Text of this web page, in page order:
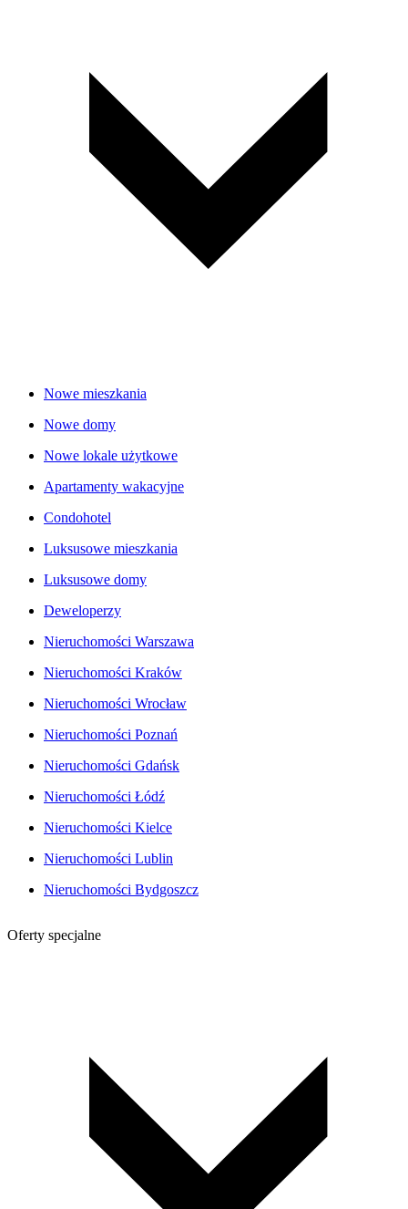
Nowe mieszkania
Nowe domy
Nowe lokale użytkowe
Apartamenty wakacyjne
Condohotel
Luksusowe mieszkania
Luksusowe domy
Deweloperzy
Nieruchomości Warszawa
Nieruchomości Kraków
Nieruchomości Wrocław
Nieruchomości Poznań
Nieruchomości Gdańsk
Nieruchomości Łódź
Nieruchomości Kielce
Nieruchomości Lublin
Nieruchomości Bydgoszcz
Oferty specjalne